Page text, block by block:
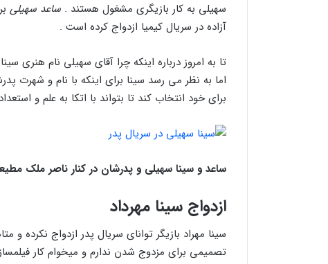
سهیلی به کار بازیگری مشغول هستند . ساعد سهیلی
آزاده در سریال کیمیا ازدواج کرده است .
تا به امروز درباره اینکه چرا آقای سهیلی نام
اما به نظر می رسد سینا برای اینکه با نام و شهرت
برای خود انتخاب کند تا بتواند با اتکا به علم و
ساعد و سینا سهیلی و پدرشان در کنار ناصر ملک
ازدواج سینا مهرداد
سینا مهراد بازیگر توانای سریال پدر ازدواج نکرده و
تصمیمی برای مزدوج شدن ندارم و میخوام کار